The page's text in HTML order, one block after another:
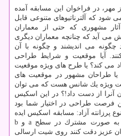
مهر، در فراخوان این مسابقه آمده
شود كه آلترناتیوهای متنوعی قابل
مشهوری كه حتی از معماران
می آید كه چنانچه معماران دیگری
چگونه می اندیشند و چگونه با آن
آیا موقعیت و شرایط طراحی
می كند؟ یا طرح های ویژه موقعیت
یا طراحان مشهور در موقعیت های
ویژه یك شانس هست كه می توان
آنرا از دست داد!؟ در این اسكیس
فرصت طراحی در اختیار شما بود
پرزانته آزاد: مسابقه اسكیس ایده
ای جایگزین برای پل طبیعت به صورت مشترك در سطح a و b
عزیز دقت كنند روی شیت ارسالی